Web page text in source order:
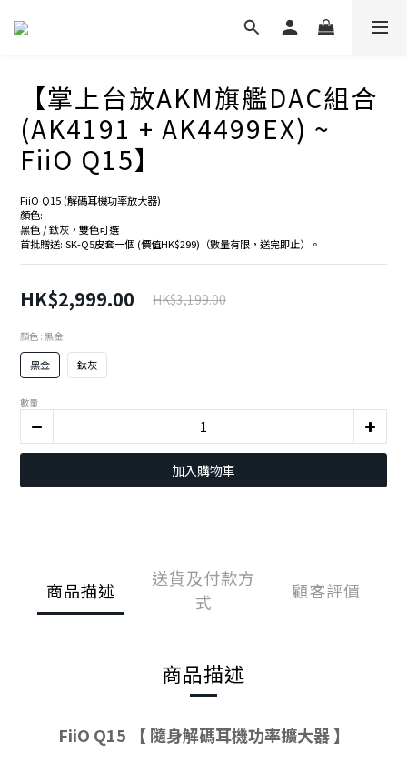
【掌上台放AKM旗艦DAC組合
(AK4191 + AK4499EX) ~
FiiO Q15】
FiiO Q15 (解碼耳機功率放大器)
顏色:
黑色 / 鈦灰，雙色可選
首批贈送: SK-Q5皮套一個 (價值HK$299)（數量有限，送完即止）。
HK$2,999.00 HK$3,199.00
顏色 : 黑金
黑金 鈦灰
數量
加入購物車
商品描述
送貨及付款方
式
顧客評價
商品描述
FiiO Q15 【 隨身解碼耳機功率擴大器 】